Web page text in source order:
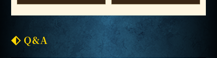
Q&A